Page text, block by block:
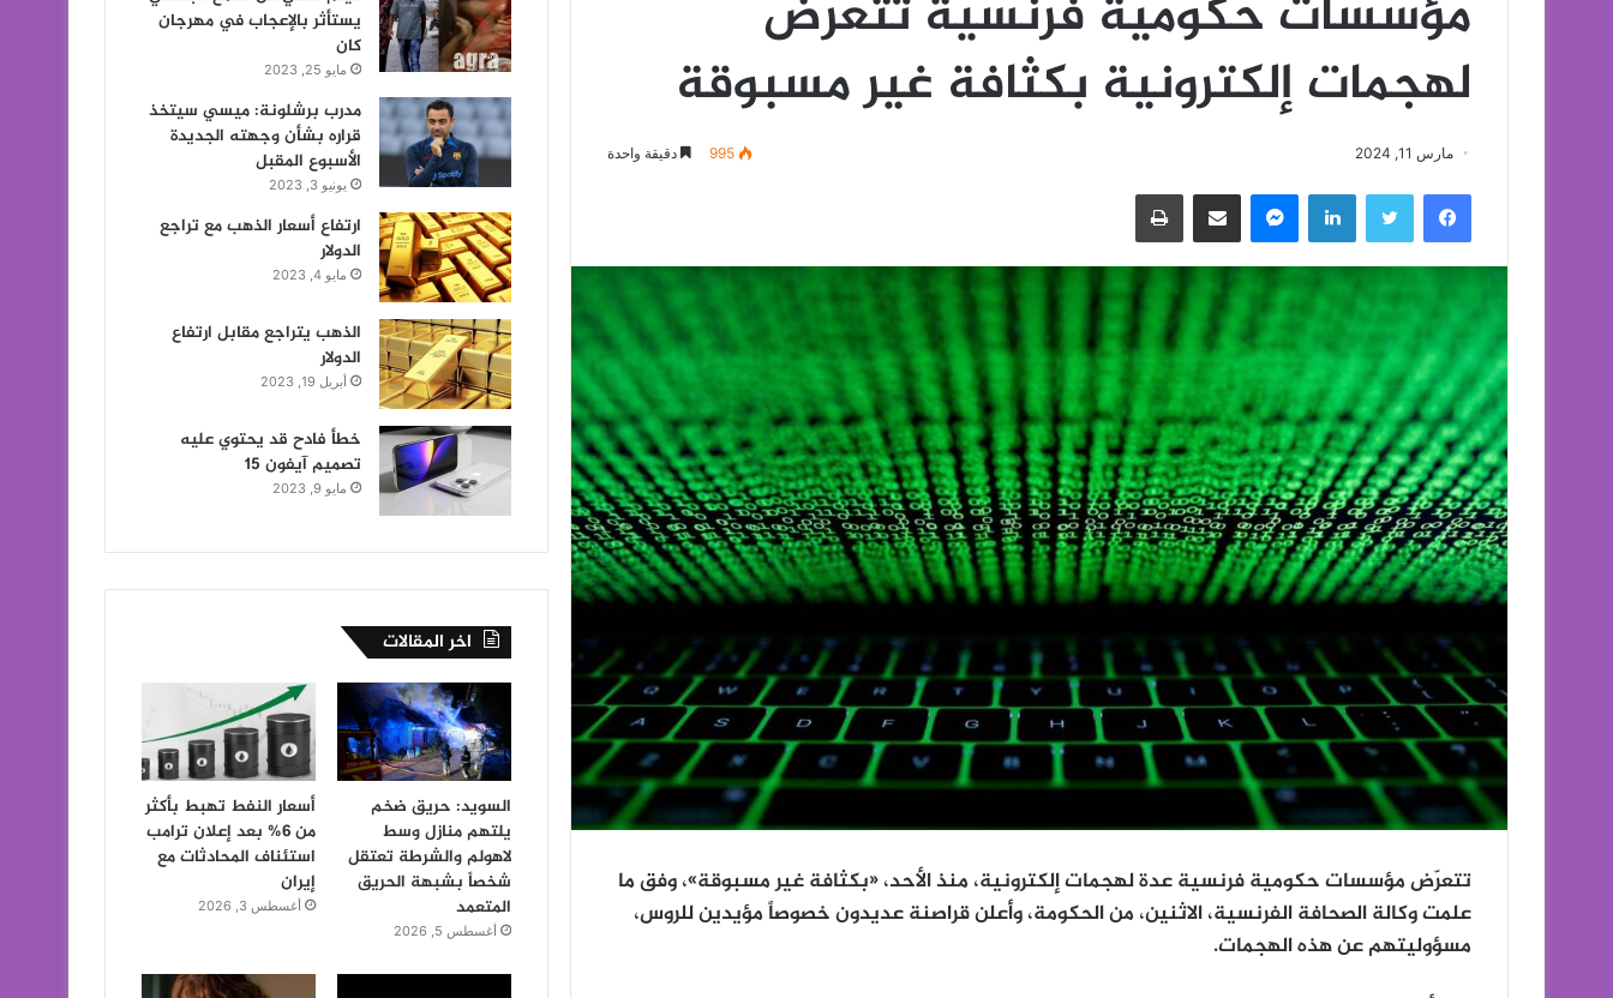
مؤسسات حكومية فرنسية تتعرّض
لهجمات إلكترونية بكثافة غير مسبوقة
مارس 11, 2024 995 دقيقة واحدة
فيسبوك تويتر لينكدإن ماسنجر مشاركة عبر البريد طباعة
تتعرّض مؤسسات حكومية فرنسية عدة لهجمات إلكترونية، منذ الأحد، «بكثافة غير مسبوقة»، وفق ما
علمت وكالة الصحافة الفرنسية، الاثنين، من الحكومة، وأعلن قراصنة عديدون خصوصاً مؤيدين للروس،
مسؤوليتهم عن هذه الهجمات.
يستأثر بالإعجاب في مهرجان
كان
مايو 25, 2023
مدرب برشلونة: ميسي سيتخذ
قراره بشأن وجهته الجديدة
الأسبوع المقبل
يونيو 3, 2023
ارتفاع أسعار الذهب مع تراجع
الدولار
مايو 4, 2023
الذهب يتراجع مقابل ارتفاع
الدولار
أبريل 19, 2023
خطأ فادح قد يحتوي عليه
تصميم آيفون 15
مايو 9, 2023
اخر المقالات
السويد: حريق ضخم
يلتهم منازل وسط
لاهولم والشرطة تعتقل
شخصاً بشبهة الحريق
المتعمد
أغسطس 5, 2026
أسعار النفط تهبط بأكثر
من 6% بعد إعلان ترامب
استئناف المحادثات مع
إيران
أغسطس 3, 2026